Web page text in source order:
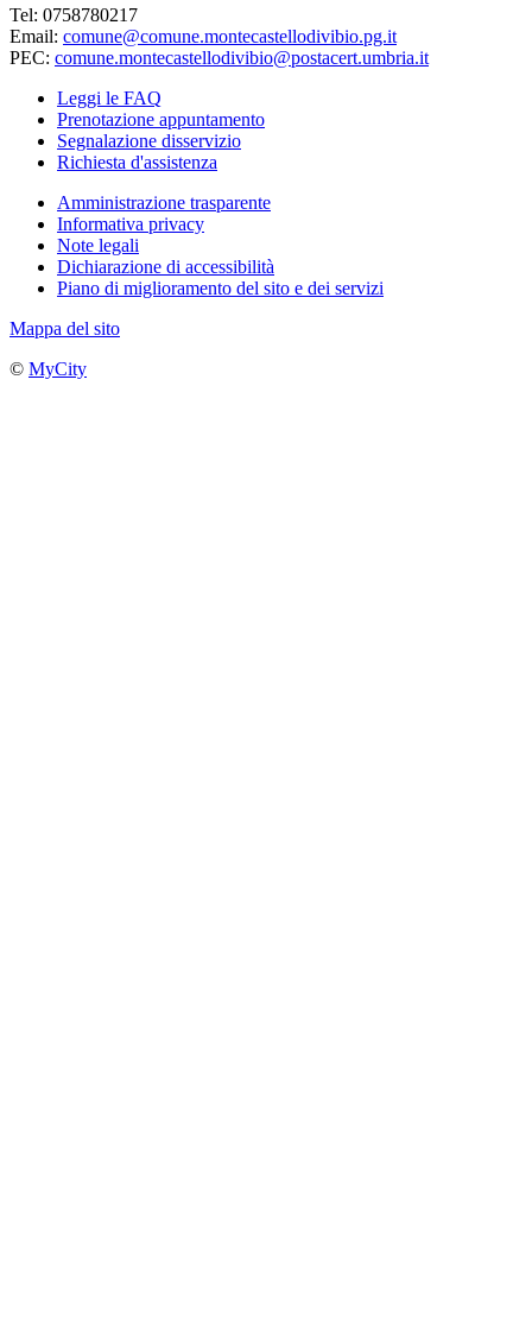
Tel: 0758780217
Email: comune@comune.montecastellodivibio.pg.it
PEC: comune.montecastellodivibio@postacert.umbria.it
Leggi le FAQ
Prenotazione appuntamento
Segnalazione disservizio
Richiesta d'assistenza
Amministrazione trasparente
Informativa privacy
Note legali
Dichiarazione di accessibilità
Piano di miglioramento del sito e dei servizi
Mappa del sito
© MyCity